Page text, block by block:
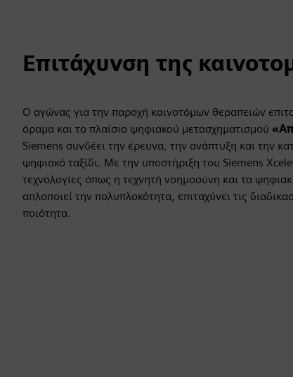
Επιτάχυνση της
Ο αγώνας για την παροχή καινοτόμων θεραπειών
όραμα και το πλαίσιο ψηφιακού μετασχηματισμού
Siemens συνδέει την έρευνα, την ανάπτυξη και την
ψηφιακό ταξίδι. Με την υποστήριξη του Siemens
τεχνολογίες όπως η τεχνητή νοημοσύνη και τα
απλοποιεί την πολυπλοκότητα, επιταχύνει τις
ποιότητα.